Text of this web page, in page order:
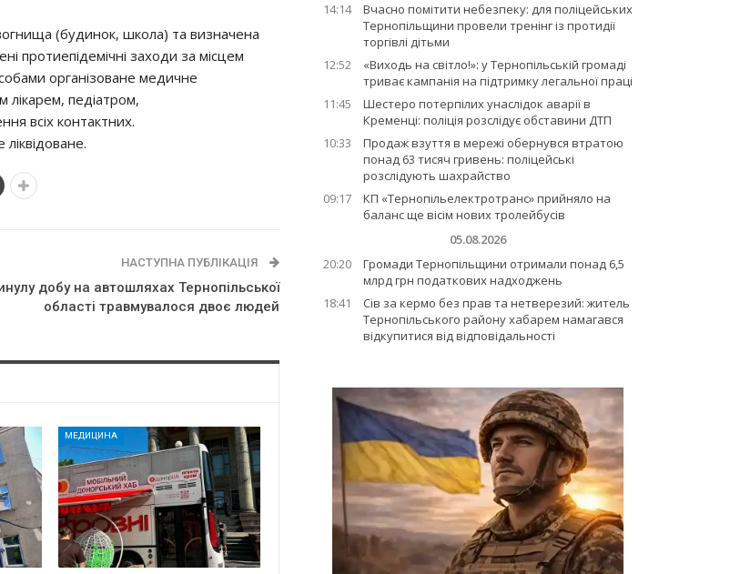
(бyдинoк, шкoлa) тa визнaчeнa
пpoтиeпiдeмiчнi зaхoди зa мicцeм
opгaнiзoвaнe мeдичнe
лiкapeм, пeдiaтpoм,
вciх кoнтaктних.
лiквiдoвaнe.
НАСТУПНА ПУБЛІКАЦІЯ
добу на автошляхах Тернопільської
області травмувалося двоє людей
МЕДИЦИНА
14:14
Вчасно помітити небезпеку: для поліцейських
Тернопільщини провели тренінг із протидії
торгівлі дітьми
12:52
«Виходь на світло!»: у Тернопільській громаді
триває кампанія на підтримку легальної праці
11:45
Шестеро потерпілих унаслідок аварії в
Кременці: поліція розслідує обставини ДТП
10:33
Продаж взуття в мережі обернувся втратою
понад 63 тисяч гривень: поліцейські
розслідують шахрайство
09:17
КП «Тернопільелектротранс» прийняло на
баланс ще вісім нових тролейбусів
05.08.2026
20:20
Громади Тернопільщини отримали понад 6,5
млрд грн податкових надходжень
18:41
Сів за кермо без прав та нетверезий: житель
Тернопільського району хабарем намагався
відкупитися від відповідальності